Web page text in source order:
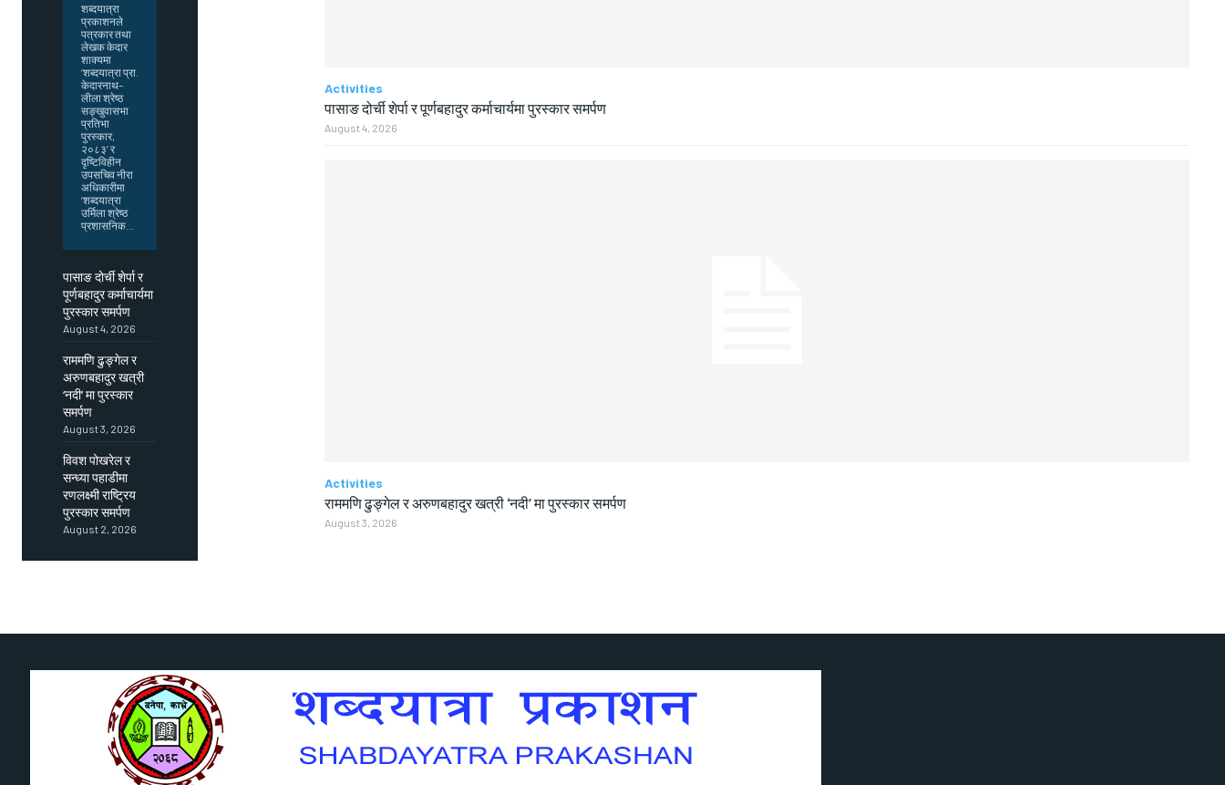
शब्दयात्रा
प्रकाशनले
पत्रकार तथा
लेखक केदार
शाक्यमा
‘शब्दयात्रा प्रा.
केदारनाथ–
लीला श्रेष्ठ
सङ्खुवासभा
प्रतिभा
पुरस्कार,
२०८३’ र
दृष्टिविहीन
उपसचिव नीरा
अधिकारीमा
‘शब्दयात्रा
उर्मिला श्रेष्ठ
प्रशासनिक...
पासाङ दोर्ची शेर्पा र
पूर्णबहादुर कर्माचार्यमा
पुरस्कार समर्पण
August 4, 2026
राममणि ढुङ्गेल र
अरुणबहादुर खत्री
‘नदी’ मा पुरस्कार
समर्पण
August 3, 2026
विवश पोखरेल र
सन्ध्या पहाडीमा
रणलक्ष्मी राष्ट्रिय
पुरस्कार समर्पण
August 2, 2026
Activities
पासाङ दोर्ची शेर्पा र पूर्णबहादुर कर्माचार्यमा पुरस्कार समर्पण
August 4, 2026
Activities
राममणि ढुङ्गेल र अरुणबहादुर खत्री ‘नदी’ मा पुरस्कार समर्पण
August 3, 2026